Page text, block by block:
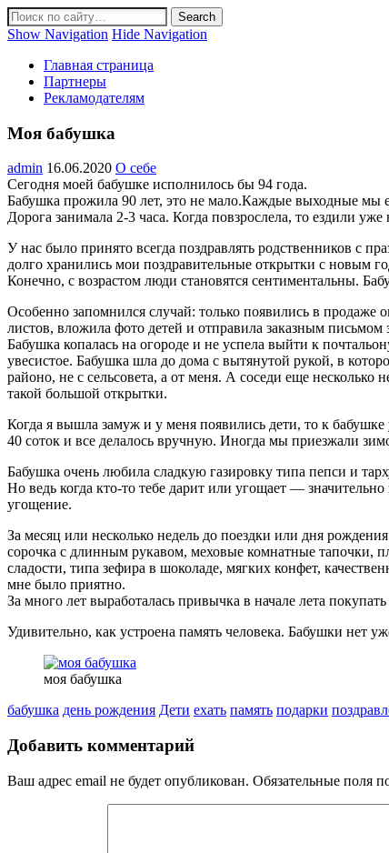
Show Navigation Hide Navigation
Главная страница
Партнеры
Рекламодателям
Моя бабушка
admin 16.06.2020 О себе
Сегодня моей бабушке исполнилось бы 94 года.
Бабушка прожила 90 лет, это не мало.Каждые выходные мы
Дорога занимала 2-3 часа. Когда повзрослела, то ездили
У нас было принято всегда поздравлять родственников с
долго хранились мои поздравительные открытки с новым
Конечно, с возрастом люди становятся сентиментальны.
Особенно запомнился случай: только появились в
листов, вложила фото детей и отправила заказным
Бабушка копалась на огороде и не успела выйти к
увесистое. Бабушка шла до дома с вытянутой рукой, в
районо, не с сельсовета, а от меня. А соседи еще несколько
такой большой открытки.
Когда я вышла замуж и у меня появились дети, то к
40 соток и все делалось вручную. Иногда мы приезжали
Бабушка очень любила сладкую газировку типа пепси и
Но ведь когда кто-то тебе дарит или угощает —
угощение.
За месяц или несколько недель до поездки или дня
сорочка с длинным рукавом, меховые комнатные тапочки,
сладости, типа зефира в шоколаде, мягких конфет,
мне было приятно.
За много лет выработалась привычка в начале лета
Удивительно, как устроена память человека. Бабушки нет
моя бабушка
бабушка день рождения Дети ехать память подарки
Добавить комментарий
Ваш адрес email не будет опубликован. Обязательные поля